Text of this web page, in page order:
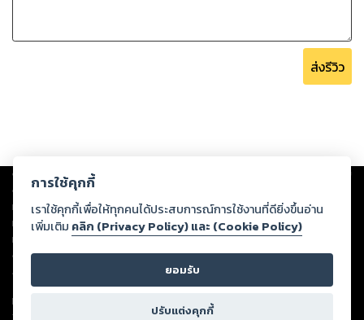
ส่งรีวิว
Copyright © 2026
ต่อผลงานหรือเนื้อหาใดที่อัปโหลดผ่านเว็บไซต์และปรากฏว่าละเมิดสิทธิใน
ทรัพย์สินทางปัญญาของบุคคลอื่นหรือขัดต่อกฎหมายและศีลธรรม ดังนั้น ผู้อ่าน
ทุกท่านโปรดใช้วิจารณญาณในการกลั่นกรองด้วยตนเอง และหากท่านพบว่าส่วน
หนึ่งส่วนใดขัดต่อกฎหมายและศีลธรรม กรุณาแจ้งมายังบริษัท เพื่อทีมงานจะได้
ดำเนินการในทันที ทั้งนี้ ทางสตอรี่ล็อกขอสงวนลิขสิทธิ์ตามพระราชบัญญัติ
ลิขสิทธิ์ พ.ศ. 2537 (ฉบับล่าสุด)
For support: member@ookbee.com
การใช้คุกกี้
เราใช้คุกกี้เพื่อให้ทุกคนได้ประสบการณ์การใช้งานที่ดียิ่งขึ้นอ่าน
เพิ่มเติม คลิก (Privacy Policy) และ (Cookie Policy)
ยอมรับ
ปรับแต่งคุกกี้